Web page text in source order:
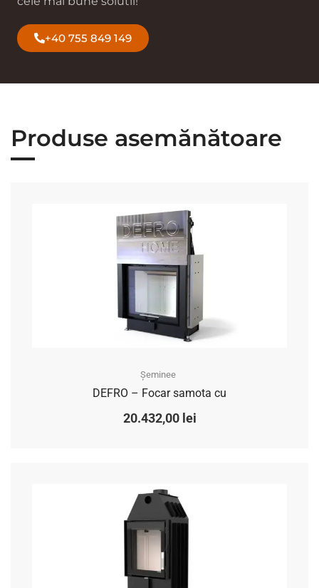
+40 755 849 149
Produse asemănătoare
Șeminee
DEFRO – Focar samota cu
20.432,00 lei